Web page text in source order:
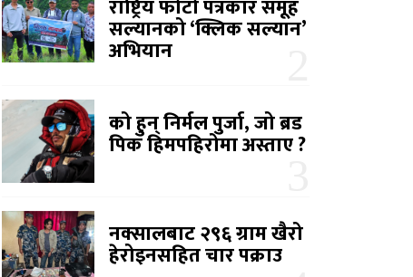
राष्ट्रिय फोटो पत्रकार समूह
सल्यानको ‘क्लिक सल्यान’
अभियान
को हुन् निर्मल पुर्जा, जो ब्रड
पिक हिमपहिरोमा अस्ताए ?
नक्सालबाट २९६ ग्राम खैरो
हेरोइनसहित चार पक्राउ